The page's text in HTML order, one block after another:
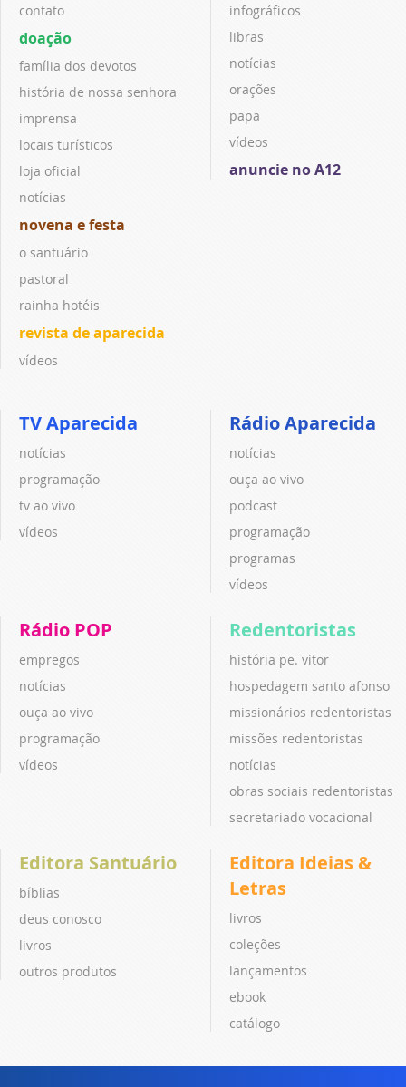
contato
doação
família dos devotos
história de nossa senhora
imprensa
locais turísticos
loja oficial
notícias
novena e festa
o santuário
pastoral
rainha hotéis
revista de aparecida
vídeos
infográficos
libras
notícias
orações
papa
vídeos
anuncie no A12
TV Aparecida
notícias
programação
tv ao vivo
vídeos
Rádio Aparecida
notícias
ouça ao vivo
podcast
programação
programas
vídeos
Rádio POP
empregos
notícias
ouça ao vivo
programação
vídeos
Redentoristas
história pe. vitor
hospedagem santo afonso
missionários redentoristas
missões redentoristas
notícias
obras sociais redentoristas
secretariado vocacional
Editora Santuário
bíblias
deus conosco
livros
outros produtos
Editora Ideias &
Letras
livros
coleções
lançamentos
ebook
catálogo